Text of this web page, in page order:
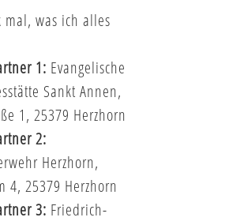
mal, was ich alles
1: Evangelische
Sankt Annen,
1, 25379 Herzhorn
2:
Herzhorn,
4, 25379 Herzhorn
3: Friedrich-